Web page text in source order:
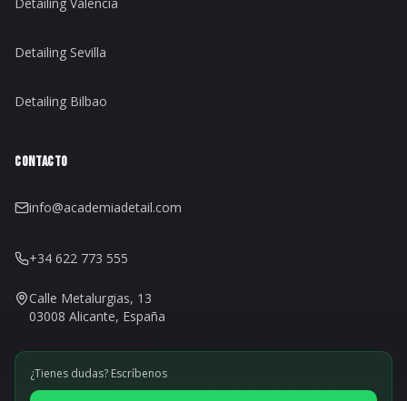
Detailing Sevilla
Detailing Bilbao
CONTACTO
info@academiadetail.com
+34 622 773 555
Calle Metalurgias, 13
03008 Alicante, España
¿Tienes dudas? Escríbenos